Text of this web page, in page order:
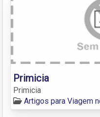
Primicia
Primicia
Artigos para Viagem